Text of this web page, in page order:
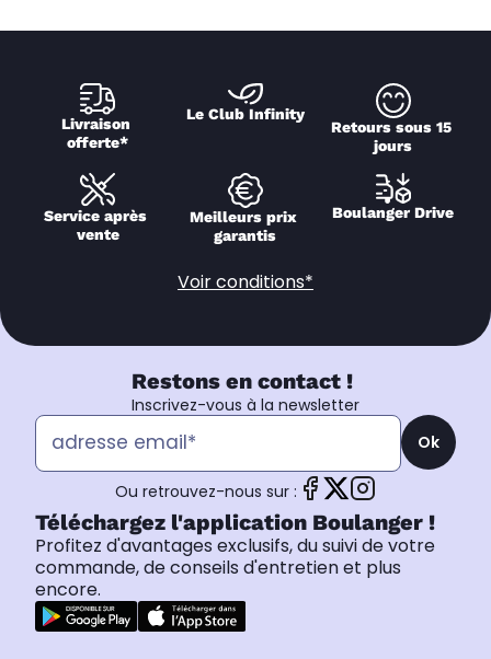
Livraison
offerte*
Le Club Infinity
Retours sous 15
jours
Service après
vente
Meilleurs prix
garantis
Boulanger Drive
Voir conditions*
Restons en contact !
Inscrivez-vous à la newsletter
Ok
Ou retrouvez-nous sur :
Téléchargez l'application Boulanger !
Profitez d'avantages exclusifs, du suivi de votre
commande, de conseils d'entretien et plus
encore.